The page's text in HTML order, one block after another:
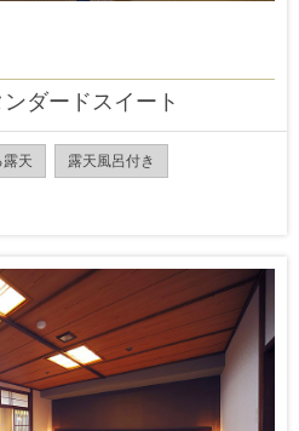
ダードスイート
天 露天風呂付き